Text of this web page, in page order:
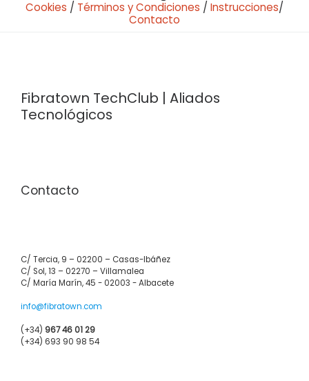
Cookies / Términos y Condiciones / Instrucciones/
Contacto
Fibratown TechClub | Aliados
Tecnológicos
Contacto
C/ Tercia, 9 – 02200 – Casas-Ibáñez
C/ Sol, 13 – 02270 – Villamalea
C/ María Marín, 45 - 02003 - Albacete
info@fibratown.com
(+34) 967 46 01 29
(+34) 693 90 98 54